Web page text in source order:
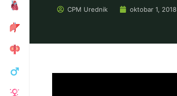
CPM Urednik oktobar 1, 2018